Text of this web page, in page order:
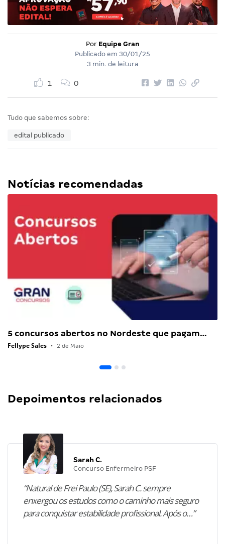
Por Equipe Gran
Publicado em 30/01/25
3 min. de leitura
1 0
Tudo que sabemos sobre:
edital publicado
Notícias recomendadas
5 concursos abertos no Nordeste que pagam…
Fellype Sales • 2 de Maio
Depoimentos relacionados
Sarah C.
Concurso Enfermeiro PSF
“Natural de Frei Paulo (SE), Sarah C. sempre
enxergou os estudos como o caminho mais seguro
para conquistar estabilidade profissional. Após o…”